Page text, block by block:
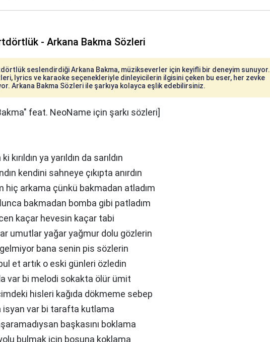
- Arkana Bakma Sözleri
seslendirdiği Arkana Bakma, müzikseverler için keyifli bir deneyim sunuyor.
lyrics ve karaoke seçenekleriyle dinleyicilerin ilgisini çeken bu eser, her zevke
Arkana Bakma Sözleri ile şarkıya kolayca eşlik edebilirsiniz.
feat. NeoName için şarkı sözleri]
kırıldın ya yarıldın da sarıldın
kendini sahneye çıkıpta anırdın
hiç arkama çünkü bakmadan atladım
bakmadan bomba gibi patladım
kaçar hevesin kaçar tabi
umutlar yağar yağmur dolu gözlerin
gelmiyor bana senin pis sözlerin
et artık o eski günleri özledin
var bi melodi sokakta ölür ümit
hisleri kağıda dökmeme sebep
isyan var bi tarafta kutlama
başkasını boklama
bulmak için boşuna koklama